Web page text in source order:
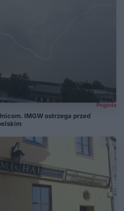
Pogoda
IMGW ostrzega przed